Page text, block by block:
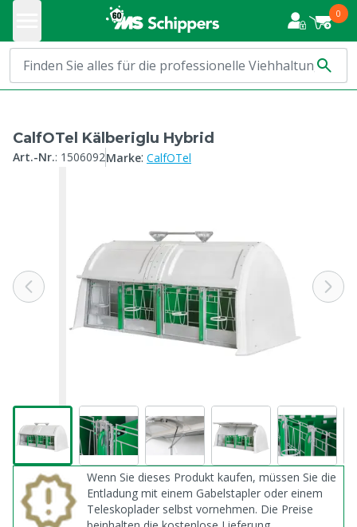
0
CalfOTel Kälberiglu Hybrid
Art.-Nr.: 1506092Marke: CalfOTel
Wenn Sie dieses Produkt kaufen, müssen Sie die
Entladung mit einem Gabelstapler oder einem
Teleskoplader selbst vornehmen. Die Preise